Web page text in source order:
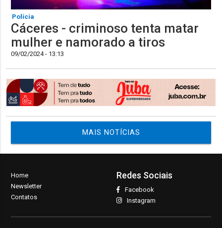
Polícia
Cáceres - criminoso tenta matar
mulher e namorado a tiros
09/02/2024 - 13:13
MAIS NOTÍCIAS
Home
Newsletter
Contatos
Redes Sociais
Facebook
Instagram